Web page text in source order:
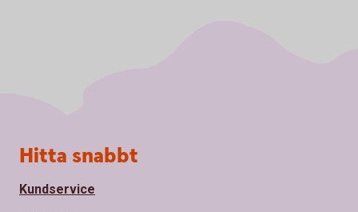
Sidfot
Hitta snabbt
Kundservice